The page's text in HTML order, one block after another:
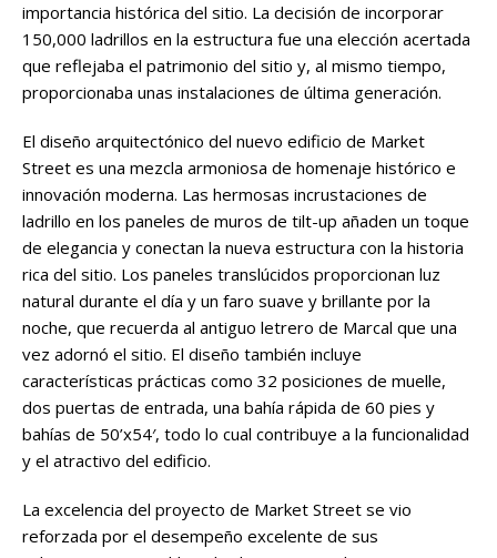
importancia histórica del sitio. La decisión de incorporar
150,000 ladrillos en la estructura fue una elección acertada
que reflejaba el patrimonio del sitio y, al mismo tiempo,
proporcionaba unas instalaciones de última generación.
El diseño arquitectónico del nuevo edificio de Market
Street es una mezcla armoniosa de homenaje histórico e
innovación moderna. Las hermosas incrustaciones de
ladrillo en los paneles de muros de tilt-up añaden un toque
de elegancia y conectan la nueva estructura con la historia
rica del sitio. Los paneles translúcidos proporcionan luz
natural durante el día y un faro suave y brillante por la
noche, que recuerda al antiguo letrero de Marcal que una
vez adornó el sitio. El diseño también incluye
características prácticas como 32 posiciones de muelle,
dos puertas de entrada, una bahía rápida de 60 pies y
bahías de 50’x54′, todo lo cual contribuye a la funcionalidad
y el atractivo del edificio.
La excelencia del proyecto de Market Street se vio
reforzada por el desempeño excelente de sus